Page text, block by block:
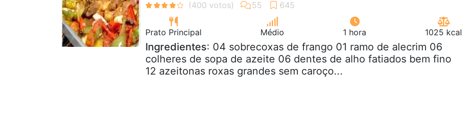
Prato Principal Médio 1 hora 1025 kcal
Ingredientes: 04 sobrecoxas de frango 01 ramo de alecrim 06
colheres de sopa de azeite 06 dentes de alho fatiados bem fino
12 azeitonas roxas grandes sem caroço...